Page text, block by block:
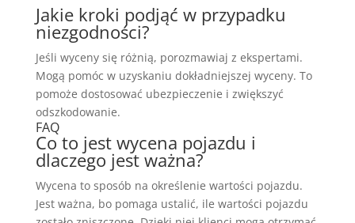
Jakie kroki podjąć w przypadku
niezgodności?
Jeśli wyceny się różnią, porozmawiaj z ekspertami.
Mogą pomóc w uzyskaniu dokładniejszej wyceny. To
pomoże dostosować ubezpieczenie i zwiększyć
odszkodowanie.
FAQ
Co to jest wycena pojazdu i
dlaczego jest ważna?
Wycena to sposób na określenie wartości pojazdu.
Jest ważna, bo pomaga ustalić, ile wartości pojazdu